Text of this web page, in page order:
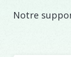
Notre